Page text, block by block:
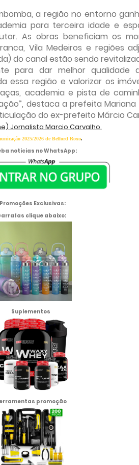
a região no entorno
para terceira idade e
As obras beneficiam os
Vila Medeiros e regiões
do canal estão sendo
para dar melhor qualidade
essa região e valorizar os
academia e pista de
destaca a prefeita Mariana
do ex-prefeito Márcio
Jornalista Marcio Carvalho.
2025/2026 de Belford Roxo.
notícias no WhatsApp:
Exclusivas:
clique abaixo:
Suplementos
promoção